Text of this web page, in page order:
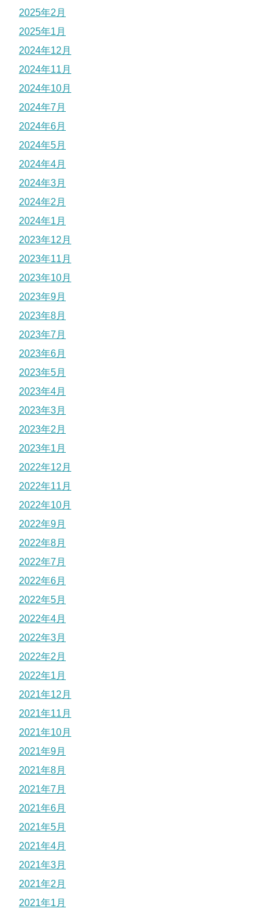
2025年2月
2025年1月
2024年12月
2024年11月
2024年10月
2024年7月
2024年6月
2024年5月
2024年4月
2024年3月
2024年2月
2024年1月
2023年12月
2023年11月
2023年10月
2023年9月
2023年8月
2023年7月
2023年6月
2023年5月
2023年4月
2023年3月
2023年2月
2023年1月
2022年12月
2022年11月
2022年10月
2022年9月
2022年8月
2022年7月
2022年6月
2022年5月
2022年4月
2022年3月
2022年2月
2022年1月
2021年12月
2021年11月
2021年10月
2021年9月
2021年8月
2021年7月
2021年6月
2021年5月
2021年4月
2021年3月
2021年2月
2021年1月